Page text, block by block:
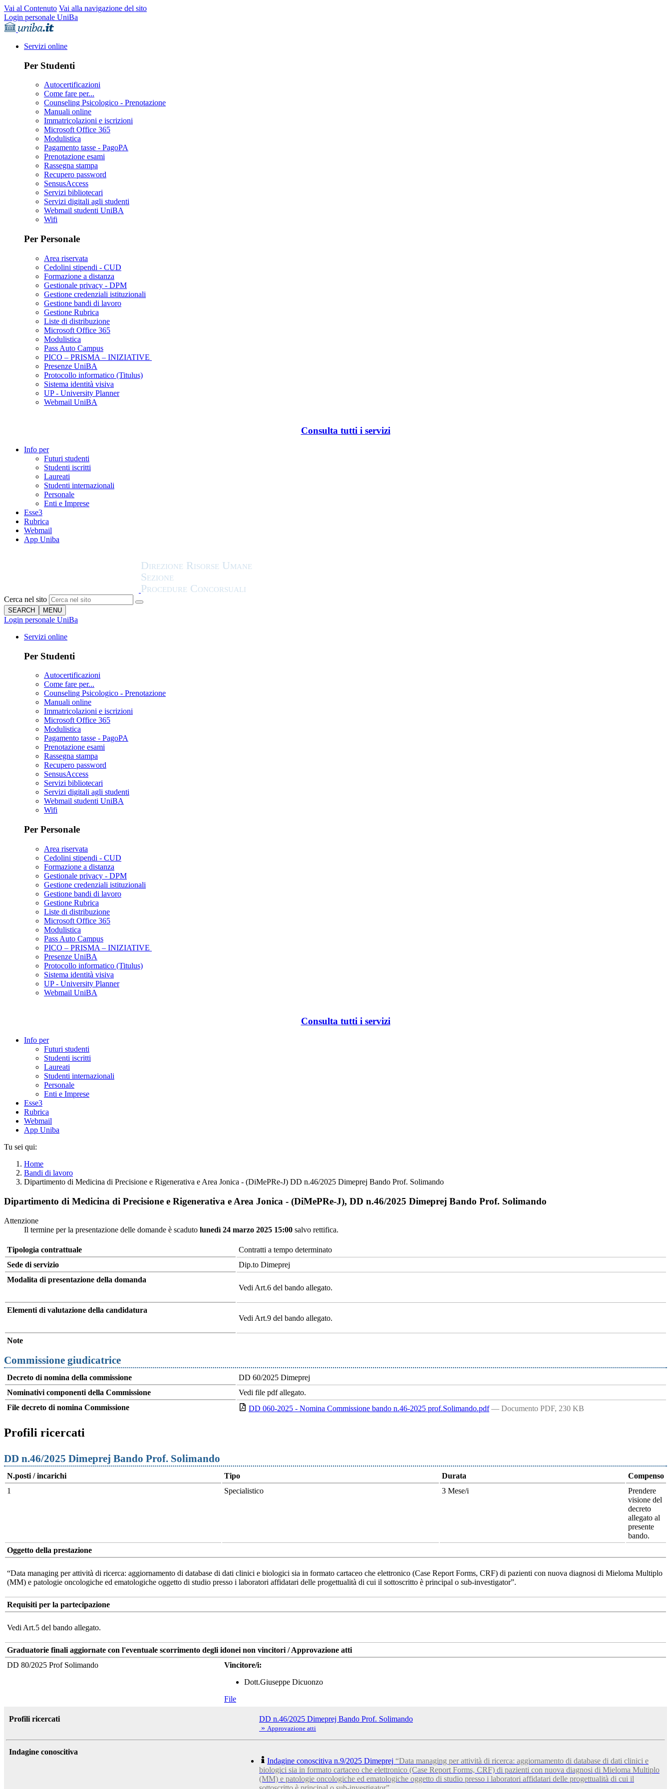
Vai al Contenuto Vai alla navigazione del sito
Login personale UniBa
Servizi online
Per Studenti
Autocertificazioni
Come fare per...
Counseling Psicologico - Prenotazione
Manuali online
Immatricolazioni e iscrizioni
Microsoft Office 365
Modulistica
Pagamento tasse - PagoPA
Prenotazione esami
Rassegna stampa
Recupero password
SensusAccess
Servizi bibliotecari
Servizi digitali agli studenti
Webmail studenti UniBA
Wifi
Per Personale
Area riservata
Cedolini stipendi - CUD
Formazione a distanza
Gestionale privacy - DPM
Gestione credenziali istituzionali
Gestione bandi di lavoro
Gestione Rubrica
Liste di distribuzione
Microsoft Office 365
Modulistica
Pass Auto Campus
PICO – PRISMA – INIZIATIVE
Presenze UniBA
Protocollo informatico (Titulus)
Sistema identità visiva
UP - University Planner
Webmail UniBA
Consulta tutti i servizi
Info per
Futuri studenti
Studenti iscritti
Laureati
Studenti internazionali
Personale
Enti e Imprese
Esse3
Rubrica
Webmail
App Uniba
Cerca nel sito
SEARCH MENU
Login personale UniBa
Servizi online
Per Studenti
Autocertificazioni
Come fare per...
Counseling Psicologico - Prenotazione
Manuali online
Immatricolazioni e iscrizioni
Microsoft Office 365
Modulistica
Pagamento tasse - PagoPA
Prenotazione esami
Rassegna stampa
Recupero password
SensusAccess
Servizi bibliotecari
Servizi digitali agli studenti
Webmail studenti UniBA
Wifi
Per Personale
Area riservata
Cedolini stipendi - CUD
Formazione a distanza
Gestionale privacy - DPM
Gestione credenziali istituzionali
Gestione bandi di lavoro
Gestione Rubrica
Liste di distribuzione
Microsoft Office 365
Modulistica
Pass Auto Campus
PICO – PRISMA – INIZIATIVE
Presenze UniBA
Protocollo informatico (Titulus)
Sistema identità visiva
UP - University Planner
Webmail UniBA
Consulta tutti i servizi
Info per
Futuri studenti
Studenti iscritti
Laureati
Studenti internazionali
Personale
Enti e Imprese
Esse3
Rubrica
Webmail
App Uniba
Tu sei qui:
Home
Bandi di lavoro
Dipartimento di Medicina di Precisione e Rigenerativa e Area Jonica - (DiMePRe-J) DD n.46/2025 Dimeprej Bando Prof. Solimando
Dipartimento di Medicina di Precisione e Rigenerativa e Area Jonica - (DiMePRe-J), DD n.46/2025 Dimeprej Bando Prof. Solimando
Attenzione
Il termine per la presentazione delle domande è scaduto lunedì 24 marzo 2025 15:00 salvo rettifica.
Tipologia contrattuale
Contratti a tempo determinato
Sede di servizio
Dip.to Dimeprej
Modalita di presentazione della domanda
Vedi Art.6 del bando allegato.
Elementi di valutazione della candidatura
Vedi Art.9 del bando allegato.
Note
Commissione giudicatrice
Decreto di nomina della commissione
DD 60/2025 Dimeprej
Nominativi componenti della Commissione
Vedi file pdf allegato.
File decreto di nomina Commissione
DD 060-2025 - Nomina Commissione bando n.46-2025 prof.Solimando.pdf — Documento PDF, 230 KB
Profili ricercati
DD n.46/2025 Dimeprej Bando Prof. Solimando
N.posti / incarichi Tipo Durata
Compenso
1
Specialistico 3 Mese/i
Prendere
visione del
decreto
allegato al
presente
bando.
Oggetto della prestazione
“Data managing per attività di ricerca: aggiornamento di database di dati clinici e biologici sia in formato cartaceo che elettronico (Case Report Forms, CRF) di pazienti con nuova diagnosi di Mieloma Multiplo
(MM) e patologie oncologiche ed ematologiche oggetto di studio presso i laboratori affidatari delle progettualità di cui il sottoscritto è principal o sub-investigator”.
Requisiti per la partecipazione
Vedi Art.5 del bando allegato.
Graduatorie finali aggiornate con l'eventuale scorrimento degli idonei non vincitori / Approvazione atti
DD 80/2025 Prof Solimando
Vincitore/i:
Dott.Giuseppe Dicuonzo
File
Profili ricercati
DD n.46/2025 Dimeprej Bando Prof. Solimando
» Approvazione atti
Indagine conoscitiva
Indagine conoscitiva n.9/2025 Dimeprej “Data managing per attività di ricerca: aggiornamento di database di dati clinici e
biologici sia in formato cartaceo che elettronico (Case Report Forms, CRF) di pazienti con nuova diagnosi di Mieloma Multiplo
(MM) e patologie oncologiche ed ematologiche oggetto di studio presso i laboratori affidatari delle progettualità di cui il